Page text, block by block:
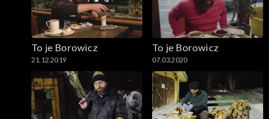
To je Borowicz
21.12.2019
To je Borowicz
07.03.2020